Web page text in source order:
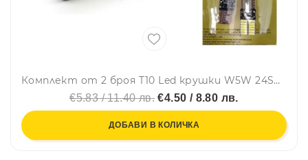
Комплект от 2 броя T10 Led крушки W5W 24SMD 12V-24V бяла светлина в блистер
€5.83 / 11.40 лв. €4.50 / 8.80 лв.
ДОБАВИ В КОЛИЧКА